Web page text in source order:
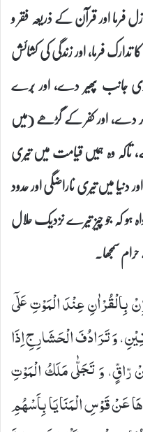
فرما اور قرآن کے ذریعہ فقر و
فرما، اور زندگی کی کشائش
جانب پھیر دے، اور بُرے
دے، اور کفر کے گڑھے (میں
وہ ہمیں قیامت میں تیری
میں تیری ناراضگی اور حدود
ہو کہ جو چیز تیرے نزدیک حلال
سمجھا۔
بِالْقُرْاٰنِ عِنْدَ الْمَوْتِ عَلٰۤى
وَ تَرَادُفَ الْحَشَارِجِ اِذَا
رّاقٍّ، وَ تَجَلّٰى مَلَكُ الْمَوْتِ
عَنْ قَوْسِ الْمَنَایَا بِاَسْهُمِ